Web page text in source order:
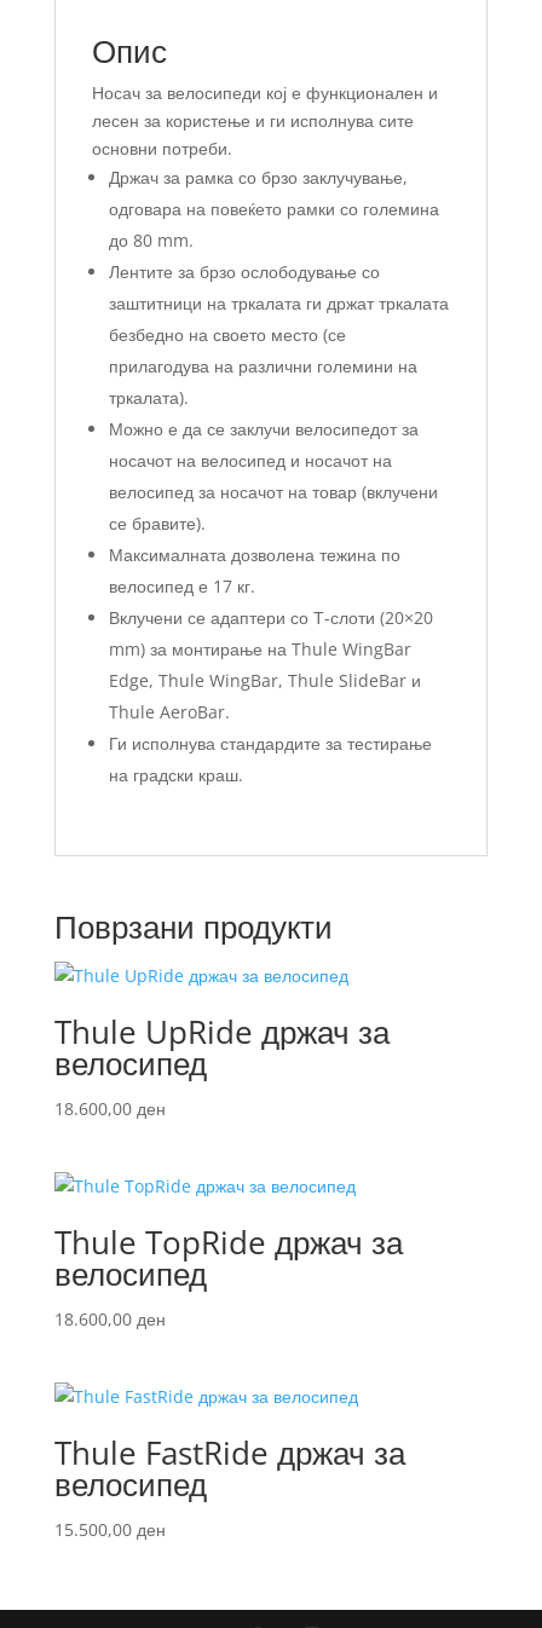
Опис
Носач за велосипеди кој е функционален и
лесен за користење и ги исполнува сите
основни потреби.
Држач за рамка со брзо заклучување,
одговара на повеќето рамки со големина
до 80 mm.
Лентите за брзо ослободување со
заштитници на тркалата ги држат тркалата
безбедно на своето место (се
прилагодува на различни големини на
тркалата).
Можно е да се заклучи велосипедот за
носачот на велосипед и носачот на
велосипед за носачот на товар (вклучени
се бравите).
Максималната дозволена тежина по
велосипед е 17 кг.
Вклучени се адаптери со Т-слоти (20×20
mm) за монтирање на Thule WingBar
Edge, Thule WingBar, Thule SlideBar и
Thule AeroBar.
Ги исполнува стандардите за тестирање
на градски краш.
Поврзани продукти
Thule UpRide држач за
велосипед
18.600,00 ден
Thule TopRide држач за
велосипед
18.600,00 ден
Thule FastRide држач за
велосипед
15.500,00 ден